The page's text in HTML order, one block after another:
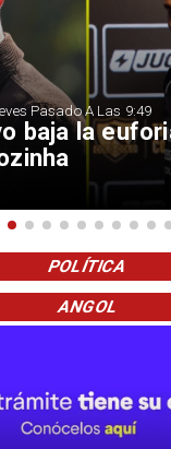
baja la
Pasado A Las 9:49
POLÍTICA
ANGOL